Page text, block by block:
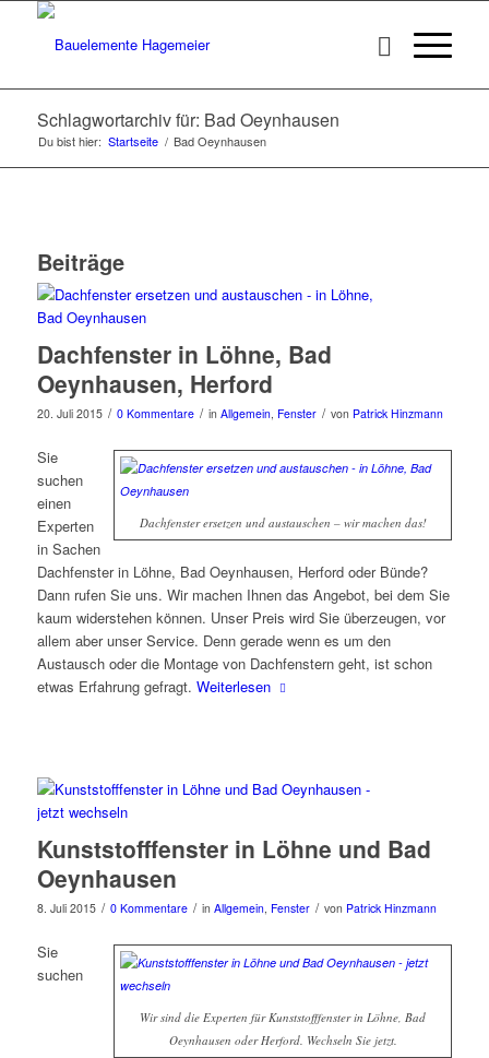
Schlagwortarchiv für: Bad Oeynhausen
Du bist hier: Startseite / Bad Oeynhausen
Beiträge
Dachfenster in Löhne, Bad
Oeynhausen, Herford
20. Juli 2015 / 0 Kommentare / in Allgemein, Fenster / von Patrick Hinzmann
Dachfenster ersetzen und austauschen – wir machen das!
Sie
suchen
einen
Experten
in Sachen
Dachfenster in Löhne, Bad Oeynhausen, Herford oder Bünde?
Dann rufen Sie uns. Wir machen Ihnen das Angebot, bei dem Sie
kaum widerstehen können. Unser Preis wird Sie überzeugen, vor
allem aber unser Service. Denn gerade wenn es um den
Austausch oder die Montage von Dachfenstern geht, ist schon
etwas Erfahrung gefragt. Weiterlesen
Kunststofffenster in Löhne und Bad
Oeynhausen
8. Juli 2015 / 0 Kommentare / in Allgemein, Fenster / von Patrick Hinzmann
Wir sind die Experten für Kunststofffenster in Löhne, Bad
Oeynhausen oder Herford. Wechseln Sie jetzt.
Sie
suchen